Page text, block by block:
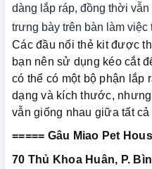
dàng lắp ráp, đồng thời
trưng bày trên bàn làm việc
Các đầu nối thẻ kit được
bạn nên sử dụng kéo cắt
có thể có một bộ phận lắp
dạng và kích thước,
vẫn giống nhau giữa tất cả
===== Gâu Miao Pet
70 Thủ Khoa Huân, P.